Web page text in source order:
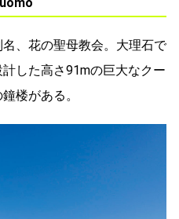
、花の聖母教会。大理石で
した高さ91mの巨大なクー
楼がある。